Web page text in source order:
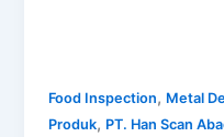
Food Inspection, Metal
Produk, PT. Han Scan